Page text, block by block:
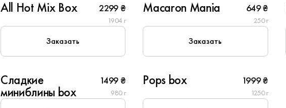
All Hot Mix Box 2299 ₴
1904 г
Заказать
Macaron Mania 649 ₴
250 г
Заказать
Колосвят
6
Сладкие
миниблины box
1499 ₴
980 г
6
Pops box 1999 ₴
1250 г